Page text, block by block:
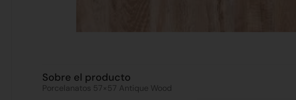
Sobre el producto
Porcelanatos 57×57 Antique Wood